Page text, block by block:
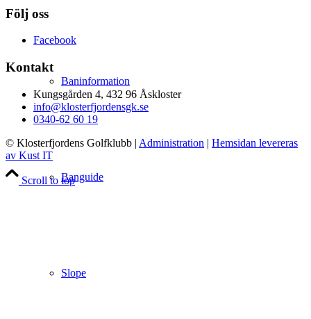
Baninformation
Banguide
Slope
Följ oss
Facebook
Kontakt
Kungsgården 4, 432 96 Åskloster
info@klosterfjordensgk.se
0340-62 60 19
© Klosterfjordens Golfklubb | Administration | Hemsidan levereras
av Kust IT
Scroll to top